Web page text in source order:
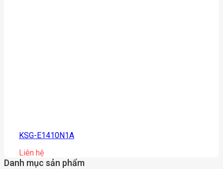
KSG-E1410N1A
Liên hệ
Danh mục sản phẩm